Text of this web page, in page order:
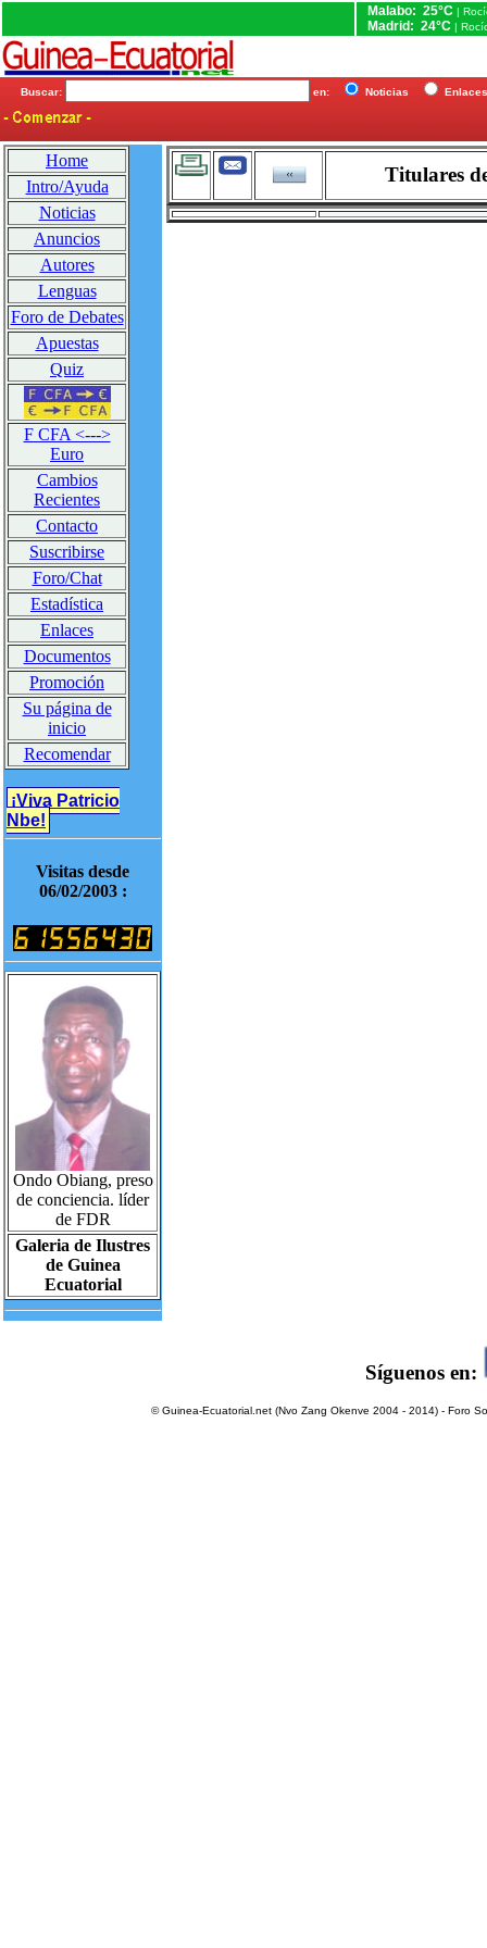
Malabo: 25°C |
Madrid: 24°C |
Buscar: en: Noticias
Home
Intro/Ayuda
Noticias
Anuncios
Autores
Lenguas
Foro de Debates
Apuestas
Quiz
F CFA <--->
Euro
Cambios
Recientes
Contacto
Suscribirse
Foro/Chat
Estadística
Enlaces
Documentos
Promoción
Su página de
inicio
Recomendar
¡Viva Patricio
Nbe!
Visitas desde
06/02/2003 :
Ondo Obiang, preso
de conciencia. líder
de FDR
Galeria de Ilustres
de Guinea
Ecuatorial
Titulares
Síguenos en:
© Guinea-Ecuatorial.net (Nvo Zang Okenve 2004 - 2014) - Foro